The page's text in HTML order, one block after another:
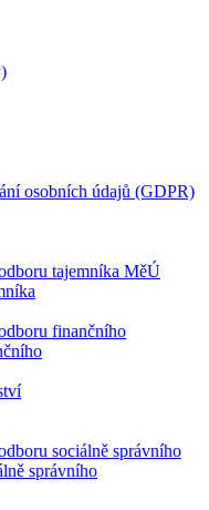
osobních údajů (GDPR)
tajemníka MěÚ
finančního
sociálně správního
správního